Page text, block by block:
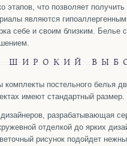
этапов, что позволяет
являются
себе и своим близким. Белье
ШИРОКИЙ
комплекты постельного белья
имеют стандартный размер.
разрабатывающая
отделкой до ярких
рисунок подойдет